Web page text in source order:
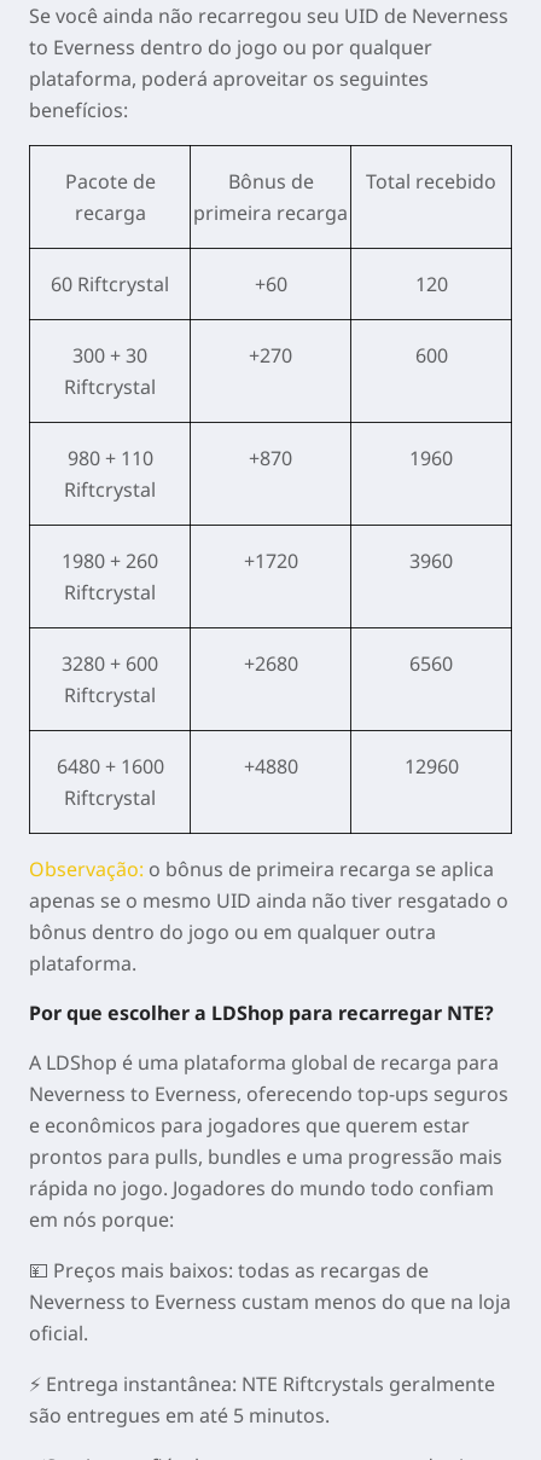
Se você ainda não recarregou seu UID de Neverness
to Everness dentro do jogo ou por qualquer
plataforma, poderá aproveitar os seguintes
benefícios:
Pacote de
recarga
Bônus de
primeira recarga
Total recebido
60 Riftcrystal +60 120
300 + 30
Riftcrystal
+270 600
980 + 110
Riftcrystal
+870 1960
1980 + 260
Riftcrystal
+1720 3960
3280 + 600
Riftcrystal
+2680 6560
6480 + 1600
Riftcrystal
+4880 12960
Observação: o bônus de primeira recarga se aplica
apenas se o mesmo UID ainda não tiver resgatado o
bônus dentro do jogo ou em qualquer outra
plataforma.
Por que escolher a LDShop para recarregar NTE?
A LDShop é uma plataforma global de recarga para
Neverness to Everness, oferecendo top-ups seguros
e econômicos para jogadores que querem estar
prontos para pulls, bundles e uma progressão mais
rápida no jogo. Jogadores do mundo todo confiam
em nós porque:
💴 Preços mais baixos: todas as recargas de
Neverness to Everness custam menos do que na loja
oficial.
⚡ Entrega instantânea: NTE Riftcrystals geralmente
são entregues em até 5 minutos.